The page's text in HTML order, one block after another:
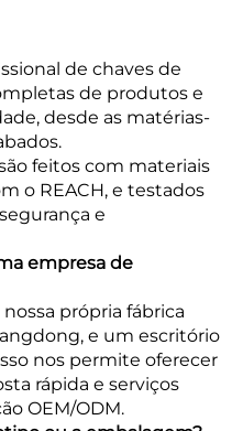
de chaves de
de produtos e
desde as matérias-
feitos com materiais
o REACH, e testados
e
empresa de
própria fábrica
e um escritório
nos permite oferecer
rápida e serviços
OEM/ODM.